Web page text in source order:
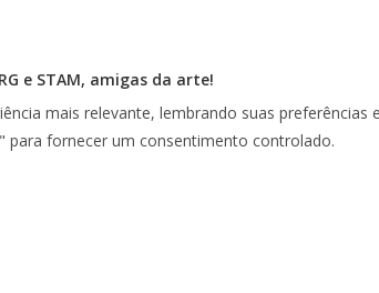
RG e STAM, amigas da arte!
mais relevante, lembrando suas
para fornecer um consentimento controlado.